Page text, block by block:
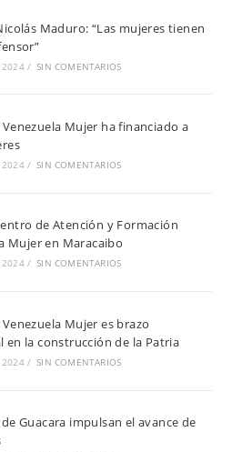
Maduro: “Las mujeres tienen
2024 / SIN COMENTARIOS
Mujer ha financiado a
2024 / SIN COMENTARIOS
de Atención y Formación
Mujer en Maracaibo
2024 / SIN COMENTARIOS
Mujer es brazo
en la construcción de la Patria
2024 / SIN COMENTARIOS
Guacara impulsan el avance de